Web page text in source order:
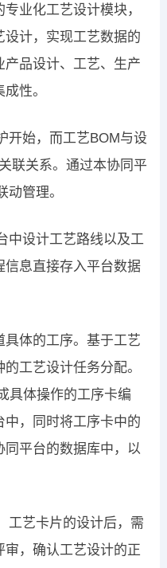
业化工艺设计模块，
计，实现工艺数据的
品设计、工艺、生产
性。
开始，而工艺BOM与设
联关系。通过本协同平
管理。
中设计工艺路线以及工
信息直接存入平台数据
体的工序。基于工艺
工艺设计任务分配。
具体操作的工序卡编
，同时将工序卡中的
平台的数据库中，以
工艺卡片的设计后，需
，确认工艺设计的正